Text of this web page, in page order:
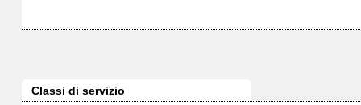
Classi di servizio